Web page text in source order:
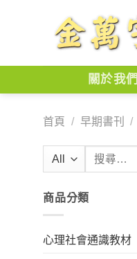
關於我們
首頁 / 早期書刊 /
鍵
商品分類
心理社會通識教材